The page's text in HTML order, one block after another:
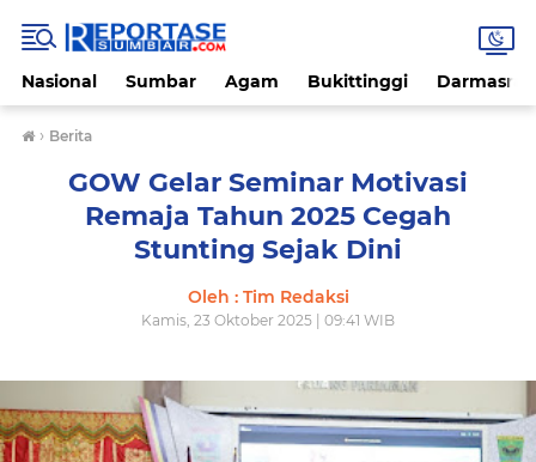
Nasional Sumbar Agam Bukittinggi
› Berita
GOW Gelar Seminar Motivasi
Remaja Tahun 2025 Cegah
Stunting Sejak Dini
Oleh : Tim Redaksi
Kamis, 23 Oktober 2025 | 09:41 WIB